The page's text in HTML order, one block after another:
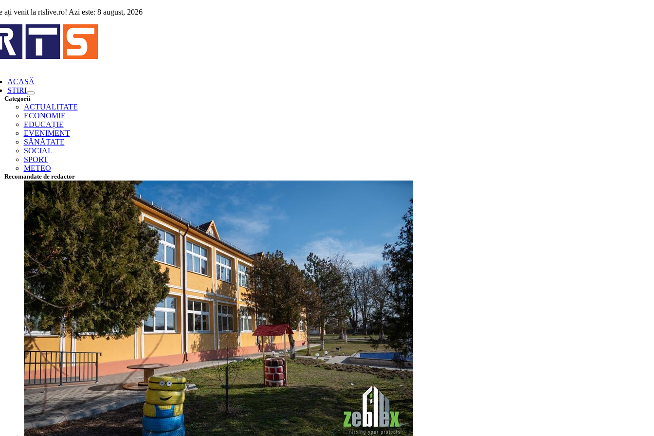
Skip
content
ați venit la rtslive.ro! Azi este: 8 august, 2026
ACASĂ
STIRI
Categorii
ACTUALITATE
ECONOMIE
EDUCAȚIE
EVENIMENT
SĂNĂTATE
SOCIAL
SPORT
METEO
Recomandate de redactor